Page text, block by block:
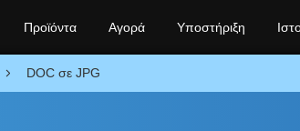
DOC σε JPG
Προϊόντα Αγορά Υποστήριξη